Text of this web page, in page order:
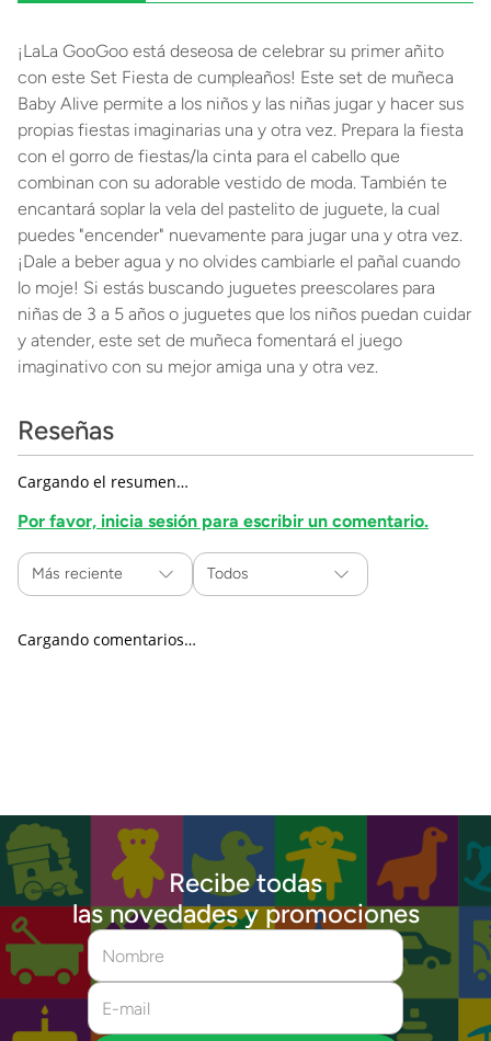
¡LaLa GooGoo está deseosa de celebrar su primer añito
con este Set Fiesta de cumpleaños! Este set de muñeca
Baby Alive permite a los niños y las niñas jugar y hacer sus
propias fiestas imaginarias una y otra vez. Prepara la fiesta
con el gorro de fiestas/la cinta para el cabello que
combinan con su adorable vestido de moda. También te
encantará soplar la vela del pastelito de juguete, la cual
puedes "encender" nuevamente para jugar una y otra vez.
¡Dale a beber agua y no olvides cambiarle el pañal cuando
lo moje! Si estás buscando juguetes preescolares para
niñas de 3 a 5 años o juguetes que los niños puedan cuidar
y atender, este set de muñeca fomentará el juego
imaginativo con su mejor amiga una y otra vez.
Reseñas
Cargando el resumen…
Por favor, inicia sesión para escribir un comentario.
Más reciente Todos
Cargando comentarios…
Recibe todas
las novedades y promociones